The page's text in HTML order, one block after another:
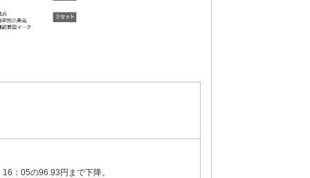
：05の96.93円まで下降。